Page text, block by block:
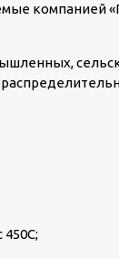
компанией
450С;